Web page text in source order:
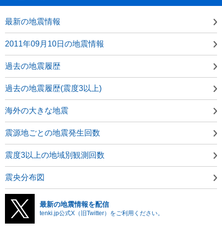
最新の地震情報
2011年09月10日の地震情報
過去の地震履歴
過去の地震履歴(震度3以上)
海外の大きな地震
震源地ごとの地震発生回数
震度3以上の地域別観測回数
震央分布図
最新の地震情報を配信
tenki.jp公式X（旧Twitter）をご利用ください。